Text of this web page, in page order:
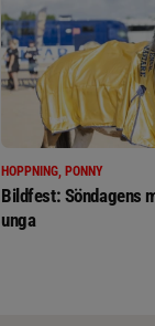
HOPPNING, PONNY
Bildfest: Söndagens
unga